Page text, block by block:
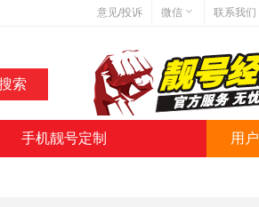
意见/投诉 微信
微信号:jihaoba999
联系我们
手机靓号定制 用